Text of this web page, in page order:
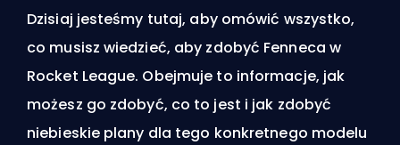
Dzisiaj jesteśmy tutaj, aby omówić wszystko,
co musisz wiedzieć, aby zdobyć Fenneca w
Rocket League. Obejmuje to informacje, jak
możesz go zdobyć, co to jest i jak zdobyć
niebieskie plany dla tego konkretnego modelu